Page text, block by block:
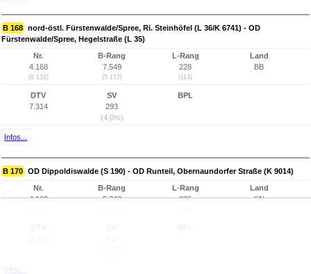
B 168 nord-östl. Fürstenwalde/Spree, Ri. Steinhöfel (L 36/K 6741) - OD
Fürstenwalde/Spree, Hegelstraße (L 35)
Nr.
4.168
(9.132)
B-Rang
7.549
(5.157)
L-Rang
228
(113)
Land
BB
DTV
7.314
SV
293
(4,0%)
BPL
Infos...
B 170 OD Dippoldiswalde (S 190) - OD Runteil, Obernaundorfer Straße (K 9014)
Nr.
4.169
B-Rang
5.742
L-Rang
206
Land
SN
Infos...